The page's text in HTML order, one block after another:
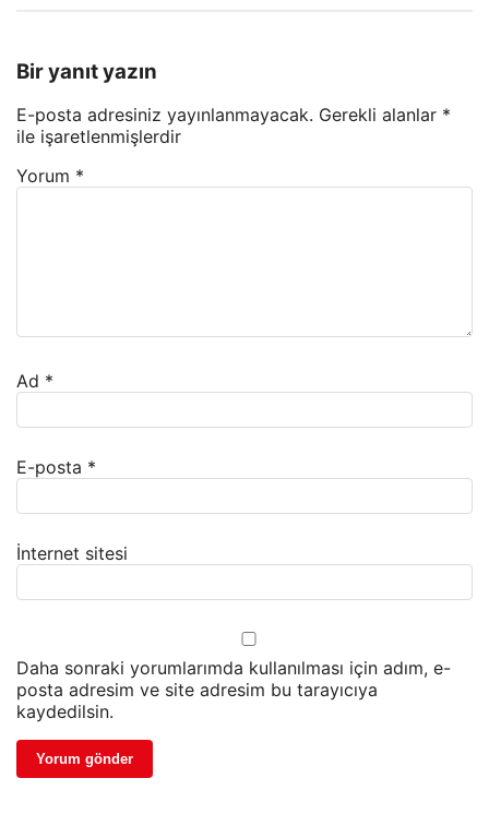
Bir yanıt yazın
E-posta adresiniz yayınlanmayacak. Gerekli alanlar *
ile işaretlenmişlerdir
Yorum *
Ad *
E-posta *
İnternet sitesi
Daha sonraki yorumlarımda kullanılması için adım, e-
posta adresim ve site adresim bu tarayıcıya
kaydedilsin.